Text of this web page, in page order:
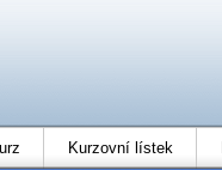
Kurzovní lístek